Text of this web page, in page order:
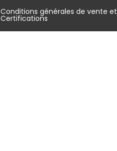
Conditions générales de vente et
Certifications